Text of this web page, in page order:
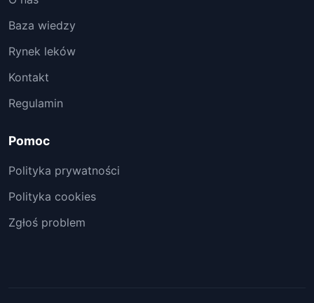
Baza wiedzy
Rynek leków
Kontakt
Regulamin
Pomoc
Polityka prywatności
Polityka cookies
Zgłoś problem